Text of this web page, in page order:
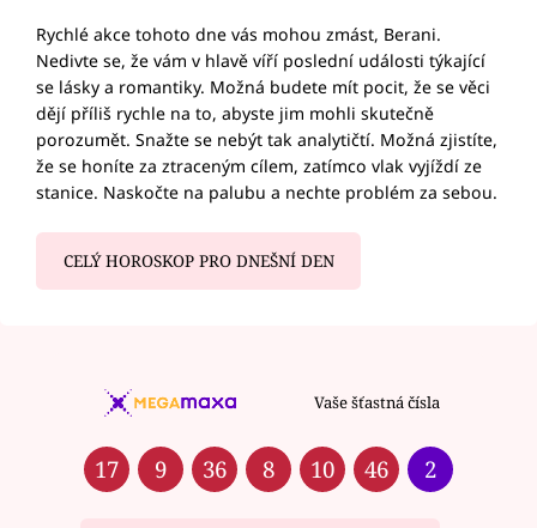
Rychlé akce tohoto dne vás mohou zmást, Berani.
Nedivte se, že vám v hlavě víří poslední události týkající
se lásky a romantiky. Možná budete mít pocit, že se věci
dějí příliš rychle na to, abyste jim mohli skutečně
porozumět. Snažte se nebýt tak analytičtí. Možná zjistíte,
že se honíte za ztraceným cílem, zatímco vlak vyjíždí ze
stanice. Naskočte na palubu a nechte problém za sebou.
CELÝ HOROSKOP PRO DNEŠNÍ DEN
Vaše šťastná čísla
17 9 36 8 10 46 2